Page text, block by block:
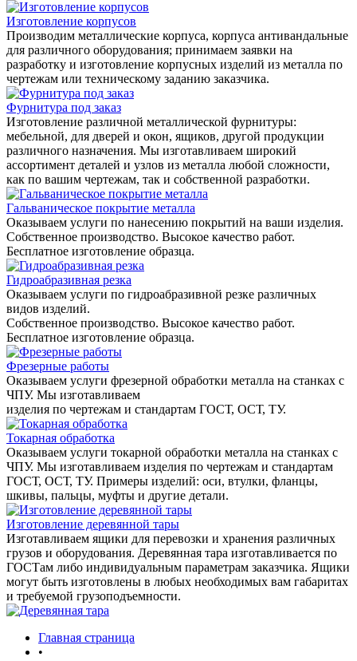
Изготовление корпусов
Производим металлические корпуса, корпуса антивандальные
для различного оборудования; принимаем заявки на
разработку и изготовление корпусных изделий из металла по
чертежам или техническому заданию заказчика.
Фурнитура под заказ
Изготовление различной металлической фурнитуры:
мебельной, для дверей и окон, ящиков, другой продукции
различного назначения. Мы изготавливаем широкий
ассортимент деталей и узлов из металла любой сложности,
как по вашим чертежам, так и собственной разработки.
Гальваническое покрытие металла
Оказываем услуги по нанесению покрытий на ваши изделия.
Собственное производство. Высокое качество работ.
Бесплатное изготовление образца.
Гидроабразивная резка
Оказываем услуги по гидроабразивной резке различных
видов изделий.
Собственное производство. Высокое качество работ.
Бесплатное изготовление образца.
Фрезерные работы
Оказываем услуги фрезерной обработки металла на станках с
ЧПУ. Мы изготавливаем
изделия по чертежам и стандартам ГОСТ, ОСТ, ТУ.
Токарная обработка
Оказываем услуги токарной обработки металла на станках с
ЧПУ. Мы изготавливаем изделия по чертежам и стандартам
ГОСТ, ОСТ, ТУ. Примеры изделий: оси, втулки, фланцы,
шкивы, пальцы, муфты и другие детали.
Изготовление деревянной тары
Изготавливаем ящики для перевозки и хранения различных
грузов и оборудования. Деревянная тара изготавливается по
ГОСТам либо индивидуальным параметрам заказчика. Ящики
могут быть изготовлены в любых необходимых вам габаритах
и требуемой грузоподъемности.
Главная страница
•